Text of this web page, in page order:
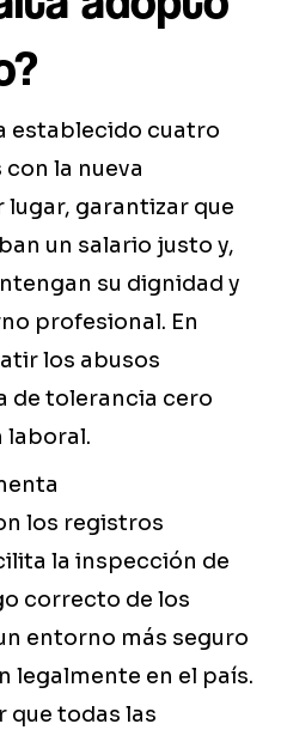
establecido cuatro
la nueva
garantizar que
un salario justo y,
su dignidad y
profesional. En
los abusos
de tolerancia cero
laboral.
los registros
la inspección de
correcto de los
entorno más seguro
legalmente en el país.
que todas las